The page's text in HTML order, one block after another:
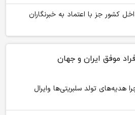
کشور جز با اعتماد به خبرنگاران
موفق ایران و جهان
هدیه‌های تولد سلبریتی‌ها وایرال